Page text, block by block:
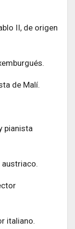
II, de origen
de Malí.
pianista
italiano.